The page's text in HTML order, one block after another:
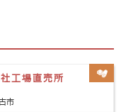
工場直売所
市